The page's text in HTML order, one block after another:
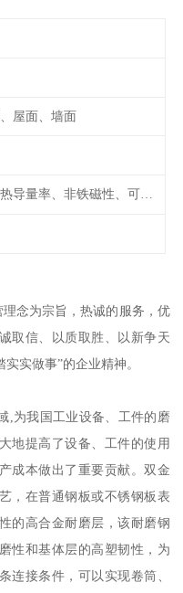
屋面、墙面
抗腐蚀性、热导量率、非铁磁性、可加工性、可成形性、回收性
念为宗旨，热诚的服务，优
取信、以质取胜、以新争天
实做事”的企业精神。
,为我国工业设备、工件的磨
地提高了设备、工件的使用
成本做出了重要贡献。双金
，在普通钢板或不锈钢板表
的高合金耐磨层，该耐磨钢
性和基体层的高塑韧性，为
连接条件，可以实现卷筒、